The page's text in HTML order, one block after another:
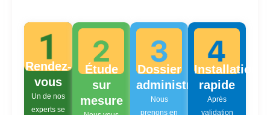
Rendez-
vous
Un de nos
experts se
Étude
sur
mesure
Dossier
administratif
Nous
prenons en
Installation
rapide
Après
validation